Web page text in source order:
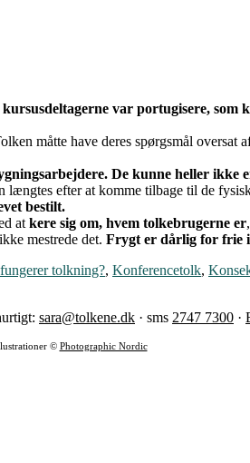
kursusdeltagerne var portugisere, som
måtte have deres spørgsmål
De kunne heller ikke
efter at komme tilbage til de
bestilt.
at kere sig om, hvem tolkebrugerne er
mestrede det. Frygt er dårlig for frie
tolkning?, Konferencetolk,
sara@tolkene.dk · sms 2747 7300 ·
© Photographic Nordic